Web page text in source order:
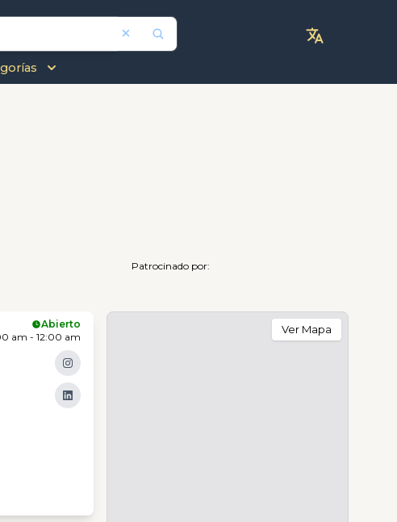
Patrocinado por:
Abierto
am - 12:00 am
Ver Mapa